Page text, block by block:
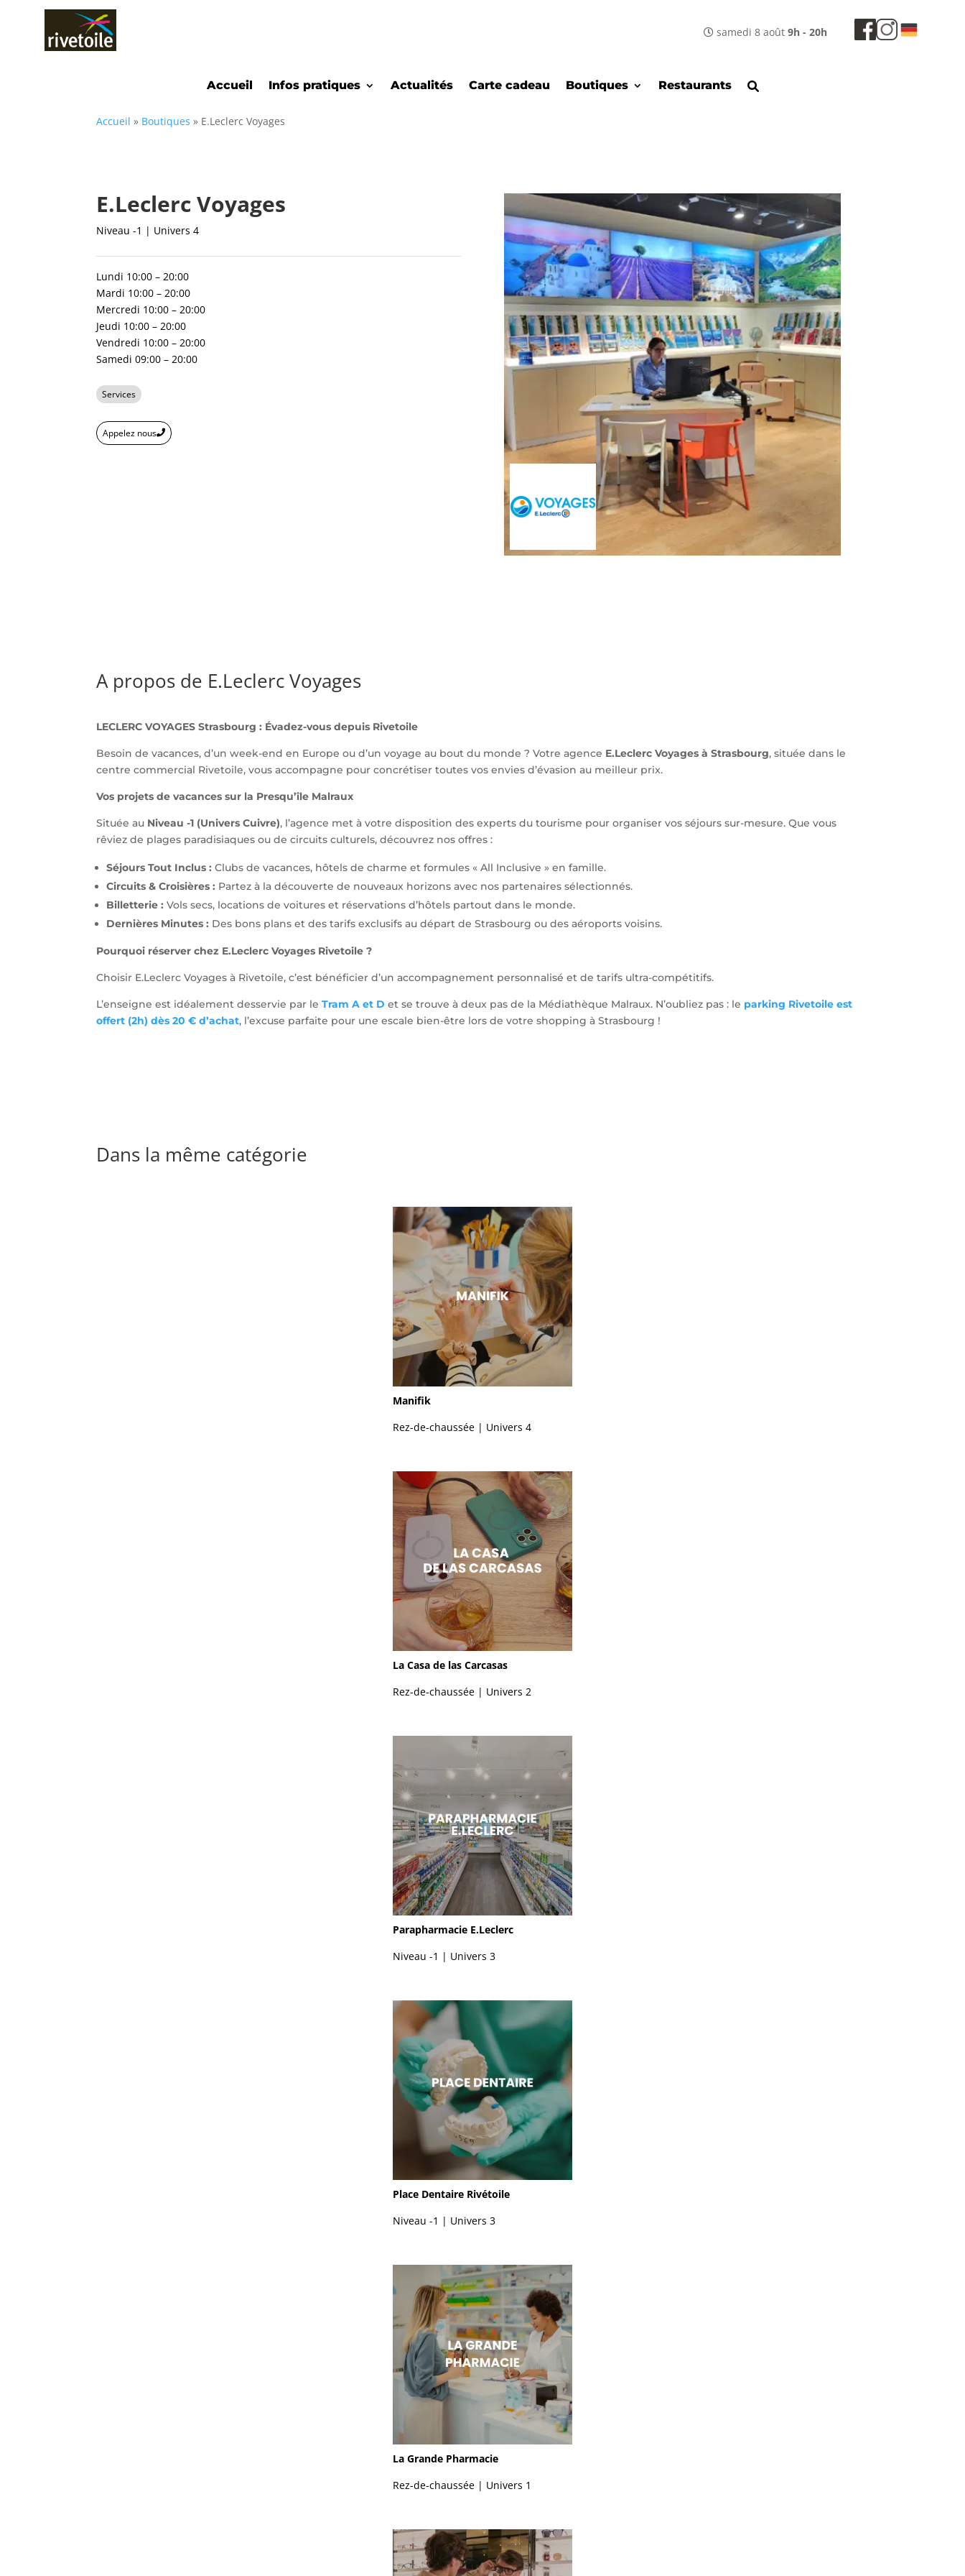
samedi 8 août 9h - 20h
Accueil Infos pratiques Actualités Carte cadeau Boutiques Restaurants
Accueil » Boutiques » E.Leclerc Voyages
E.Leclerc Voyages
Niveau -1 | Univers 4
Lundi 10:00 – 20:00
Mardi 10:00 – 20:00
Mercredi 10:00 – 20:00
Jeudi 10:00 – 20:00
Vendredi 10:00 – 20:00
Samedi 09:00 – 20:00
Services
Appelez nous
A propos de E.Leclerc Voyages
LECLERC VOYAGES Strasbourg : Évadez-vous depuis Rivetoile
Besoin de vacances, d’un week-end en Europe ou d’un voyage au bout du monde ? Votre agence E.Leclerc Voyages à Strasbourg, située dans le
centre commercial Rivetoile, vous accompagne pour concrétiser toutes vos envies d’évasion au meilleur prix.
Vos projets de vacances sur la Presqu’île Malraux
Située au Niveau -1 (Univers Cuivre), l’agence met à votre disposition des experts du tourisme pour organiser vos séjours sur-mesure. Que vous
rêviez de plages paradisiaques ou de circuits culturels, découvrez nos offres :
Séjours Tout Inclus : Clubs de vacances, hôtels de charme et formules « All Inclusive » en famille.
Circuits & Croisières : Partez à la découverte de nouveaux horizons avec nos partenaires sélectionnés.
Billetterie : Vols secs, locations de voitures et réservations d’hôtels partout dans le monde.
Dernières Minutes : Des bons plans et des tarifs exclusifs au départ de Strasbourg ou des aéroports voisins.
Pourquoi réserver chez E.Leclerc Voyages Rivetoile ?
Choisir E.Leclerc Voyages à Rivetoile, c’est bénéficier d’un accompagnement personnalisé et de tarifs ultra-compétitifs.
L’enseigne est idéalement desservie par leTram A et D et se trouve à deux pas de la Médiathèque Malraux. N’oubliez pas : le parking Rivetoile est
offert (2h) dès 20 € d’achat, l’excuse parfaite pour une escale bien-être lors de votre shopping à Strasbourg !
Dans la même catégorie
Manifik
Rez-de-chaussée | Univers 4
La Casa de las Carcasas
Rez-de-chaussée | Univers 2
Parapharmacie E.Leclerc
Niveau -1 | Univers 3
Place Dentaire Rivétoile
Niveau -1 | Univers 3
La Grande Pharmacie
Rez-de-chaussée | Univers 1